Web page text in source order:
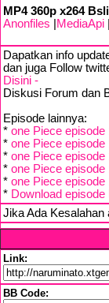
MP4 360p x264
Anonfiles
MediaApi
Dapatkan info
dan juga Follow
Disini -
Diskusi Forum dan
Episode lainnya:
* one Piece episode
* one Piece episode
* one Piece episode
* one Piece episode
* one Piece episode
* Download episode
Jika Ada Kesalahan
Link:
BB Code: